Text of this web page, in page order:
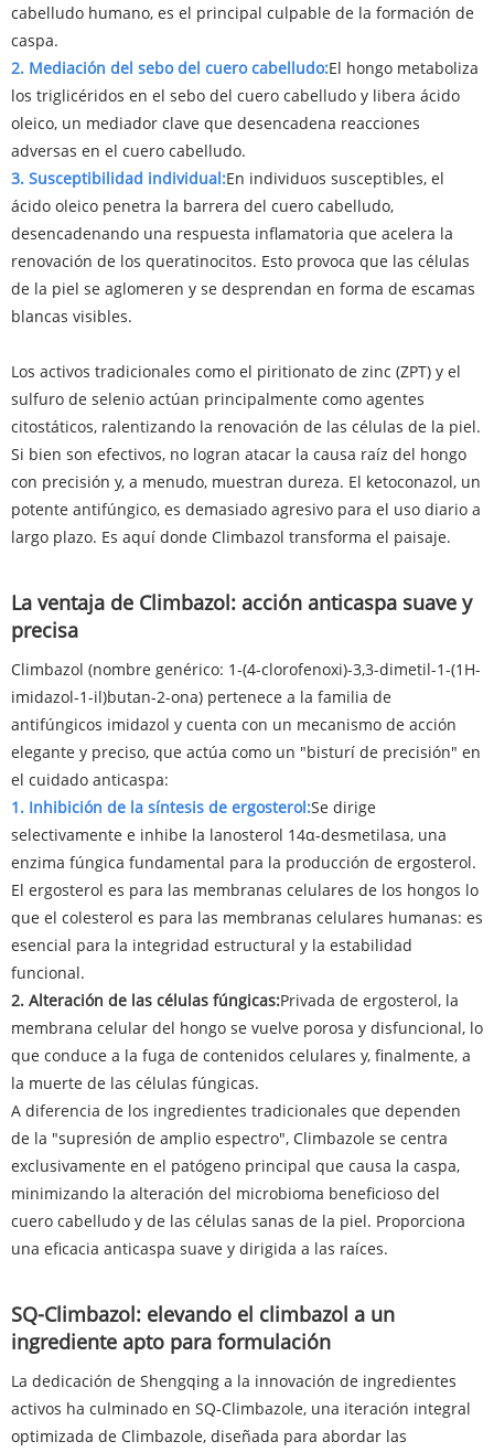
cabelludo humano, es el principal culpable de la formación de
caspa.
2. Mediación del sebo del cuero cabelludo:El hongo metaboliza
los triglicéridos en el sebo del cuero cabelludo y libera ácido
oleico, un mediador clave que desencadena reacciones
adversas en el cuero cabelludo.
3. Susceptibilidad individual:En individuos susceptibles, el
ácido oleico penetra la barrera del cuero cabelludo,
desencadenando una respuesta inflamatoria que acelera la
renovación de los queratinocitos. Esto provoca que las células
de la piel se aglomeren y se desprendan en forma de escamas
blancas visibles.
Los activos tradicionales como el piritionato de zinc (ZPT) y el
sulfuro de selenio actúan principalmente como agentes
citostáticos, ralentizando la renovación de las células de la piel.
Si bien son efectivos, no logran atacar la causa raíz del hongo
con precisión y, a menudo, muestran dureza. El ketoconazol, un
potente antifúngico, es demasiado agresivo para el uso diario a
largo plazo. Es aquí donde Climbazol transforma el paisaje.
La ventaja de Climbazol: acción anticaspa suave y
precisa
Climbazol (nombre genérico: 1-(4-clorofenoxi)-3,3-dimetil-1-(1H-
imidazol-1-il)butan-2-ona) pertenece a la familia de
antifúngicos imidazol y cuenta con un mecanismo de acción
elegante y preciso, que actúa como un "bisturí de precisión" en
el cuidado anticaspa:
1. Inhibición de la síntesis de ergosterol:Se dirige
selectivamente e inhibe la lanosterol 14α-desmetilasa, una
enzima fúngica fundamental para la producción de ergosterol.
El ergosterol es para las membranas celulares de los hongos lo
que el colesterol es para las membranas celulares humanas: es
esencial para la integridad estructural y la estabilidad
funcional.
2. Alteración de las células fúngicas:Privada de ergosterol, la
membrana celular del hongo se vuelve porosa y disfuncional, lo
que conduce a la fuga de contenidos celulares y, finalmente, a
la muerte de las células fúngicas.
A diferencia de los ingredientes tradicionales que dependen
de la "supresión de amplio espectro", Climbazole se centra
exclusivamente en el patógeno principal que causa la caspa,
minimizando la alteración del microbioma beneficioso del
cuero cabelludo y de las células sanas de la piel. Proporciona
una eficacia anticaspa suave y dirigida a las raíces.
SQ-Climbazol: elevando el climbazol a un
ingrediente apto para formulación
La dedicación de Shengqing a la innovación de ingredientes
activos ha culminado en SQ-Climbazole, una iteración integral
optimizada de Climbazole, diseñada para abordar las